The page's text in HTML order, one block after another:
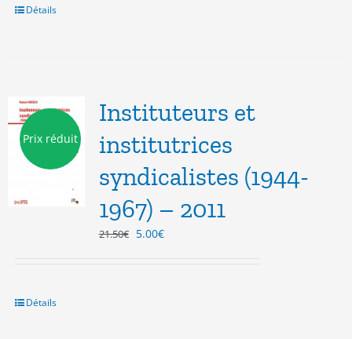
Détails
Prix réduit
Instituteurs et
institutrices
syndicalistes (1944-
1967) – 2011
21.50€ Le
5.00€Le
Détails